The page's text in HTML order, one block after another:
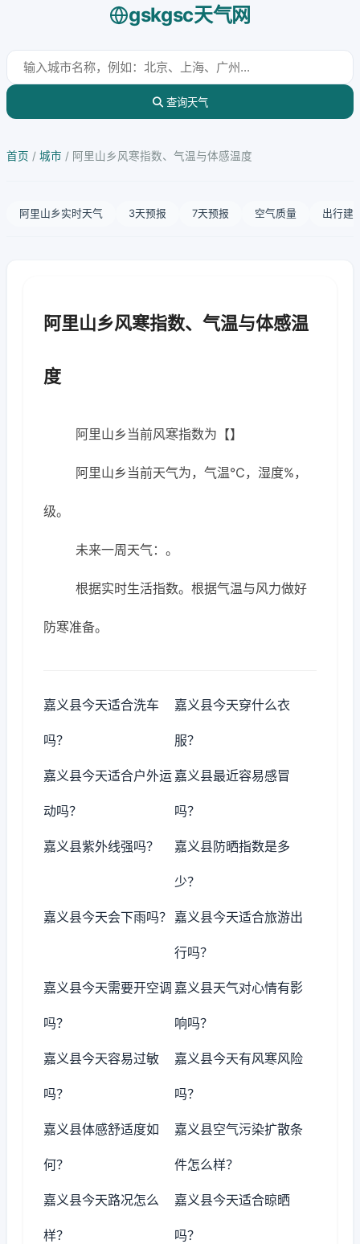
gskgsc天气网
查询天气
首页 / 城市 / 阿里山乡风寒指数、气温与体感温度
阿里山乡实时天气 3天预报 7天预报 空气质量 出行建
阿里山乡风寒指数、气温与体感温
度
阿里山乡当前风寒指数为【】
阿里山乡当前天气为，气温℃，湿度%，
级。
未来一周天气：。
根据实时生活指数。根据气温与风力做好
防寒准备。
嘉义县今天适合洗车
吗？
嘉义县今天穿什么衣
服？
嘉义县今天适合户外运
动吗？
嘉义县最近容易感冒
吗？
嘉义县紫外线强吗？ 嘉义县防晒指数是多
少？
嘉义县今天会下雨吗？ 嘉义县今天适合旅游出
行吗？
嘉义县今天需要开空调
吗？
嘉义县天气对心情有影
响吗？
嘉义县今天容易过敏
吗？
嘉义县今天有风寒风险
吗？
嘉义县体感舒适度如
何？
嘉义县空气污染扩散条
件怎么样？
嘉义县今天路况怎么
样？
嘉义县今天适合晾晒
吗？